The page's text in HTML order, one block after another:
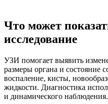
Что может
исследование
УЗИ помогает выявить
размеры органа и состояние
воспаление, кисты,
жидкости. Диагностика
и динамического наблюдения.